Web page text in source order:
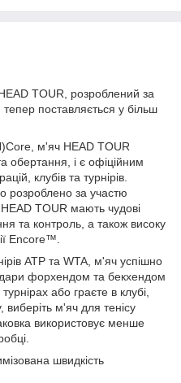
TOUR, розроблений за
поставляється у більш
м'яч HEAD TOUR
обертання, і є офіційним
клубів та турнірів.
розроблено за участю
TOUR мають чудові
та контроль, а також високу
Encore™.
ATP та WTA, м'яч успішно
форхендом та бекхендом
або граєте в клубі,
м'яч для тенісу
використовує менше
швидкість